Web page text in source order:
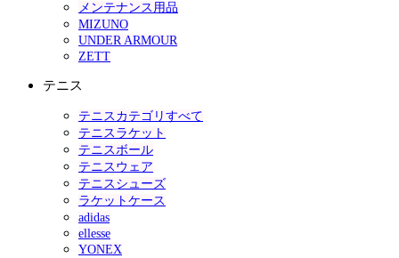
メンテナンス用品
MIZUNO
UNDER ARMOUR
ZETT
テニス
テニスカテゴリすべて
テニスラケット
テニスボール
テニスウェア
テニスシューズ
ラケットケース
adidas
ellesse
YONEX